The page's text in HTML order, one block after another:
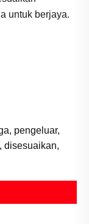
untuk berjaya.
pengeluar,
disesuaikan,